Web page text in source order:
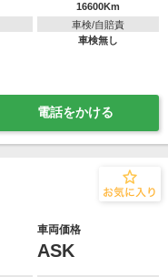
16600Km
車検/自賠責
車検無し
電話をかける
車両価格
ASK